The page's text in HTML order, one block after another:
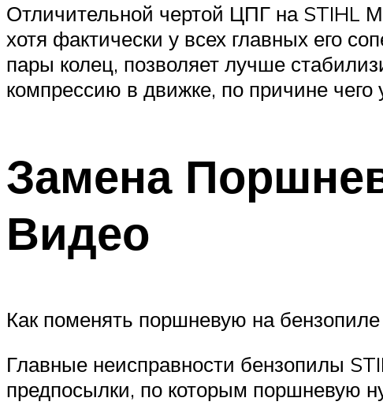
Отличительной чертой ЦПГ на STIHL
хотя фактически у всех главных его
пары колец, позволяет лучше
компрессию в движке, по причине чего
Замена
Видео
Как поменять поршневую на
Главные неисправности бензопилы
предпосылки, по которым поршневую